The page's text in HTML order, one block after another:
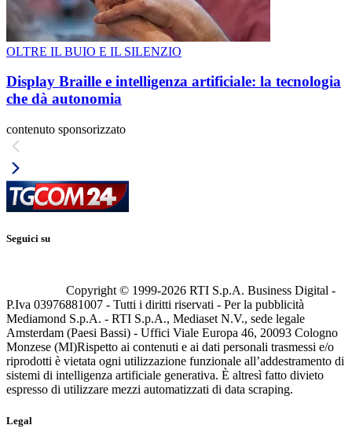
OLTRE IL BUIO E IL SILENZIO
Display Braille e intelligenza artificiale: la tecnologia
che dà autonomia
contenuto sponsorizzato
Seguici su
Copyright © 1999-2026 RTI S.p.A. Business Digital -
P.Iva 03976881007 - Tutti i diritti riservati - Per la pubblicità
Mediamond S.p.A. - RTI S.p.A., Mediaset N.V., sede legale
Amsterdam (Paesi Bassi) - Uffici Viale Europa 46, 20093 Cologno
Monzese (MI)Rispetto ai contenuti e ai dati personali trasmessi e/o
riprodotti è vietata ogni utilizzazione funzionale all’addestramento di
sistemi di intelligenza artificiale generativa. È altresì fatto divieto
espresso di utilizzare mezzi automatizzati di data scraping.
Legal